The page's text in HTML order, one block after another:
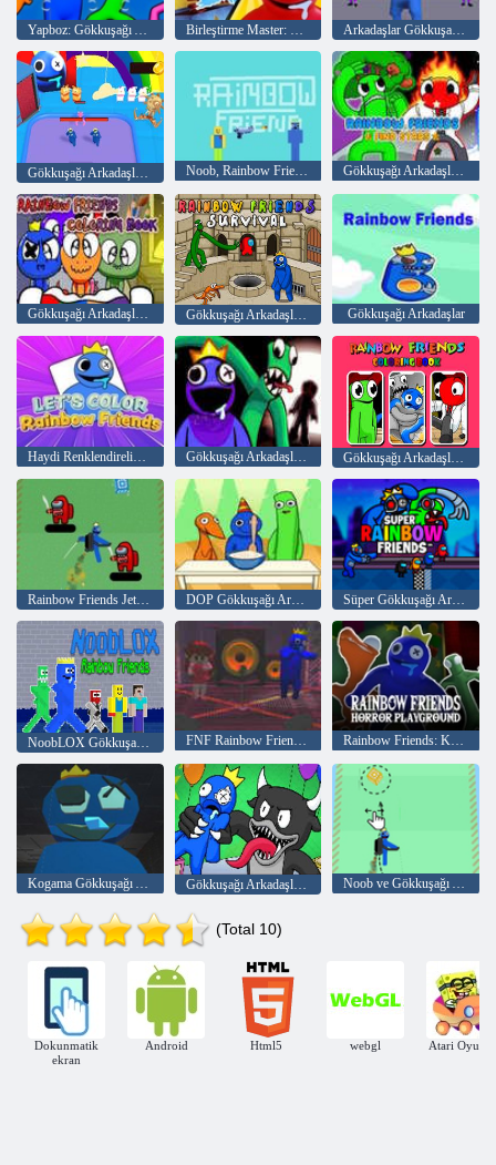
Yapboz: Gökkuşağı Arkadaşlar Birleştirme Master: Rainbow Friends Fight Arkadaşlar Gökkuşağı Hayatta Kalma Yarışı
Noob, Rainbow Friends'e Karşı Gökkuşağı Arkadaşlar Yıldızları Bul
Gökkuşağı Arkadaşlar Boyama Kitabı Gökkuşağı Arkadaşlar Hayatta Kalma Bulmacası Gökkuşağı Arkadaşlar
Haydi Renklendirelim: Gökkuşağı Arkadaşlar Gökkuşağı Arkadaşlar Hayatta Kalma Gökkuşağı Arkadaşlar Boyama Kitabı
DOP Gökkuşağı Arkadaşlar
FNF Rainbow Friends Savaş Modu Rainbow Friends: Korku Bahçesi
Kogama Gökkuşağı Arkadaşlar Gökkuşağı Arkadaşları Yapboz Noob ve Gökkuşağı Arkadaşları
(Total 10)
Dokunmatik
ekran
Android Html5 webgl Atari